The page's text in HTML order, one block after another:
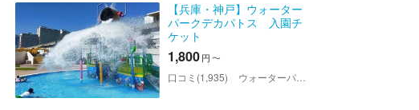
【兵庫・神戸】ウォーター
パークデカパトス 入園チ
ケット
1,800円 〜
口コミ(1,935) ウォーターパークデカパトス